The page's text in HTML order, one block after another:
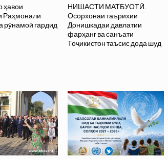
ҳавои
Раҳмоналӣ
рӯнамоӣ гардид
НИШАСТИ МАТБУОТӢ.
Осорхонаи таърихии
Донишкадаи давлатии
фарҳанг ва санъати
Тоҷикистон таъсис дода шуд